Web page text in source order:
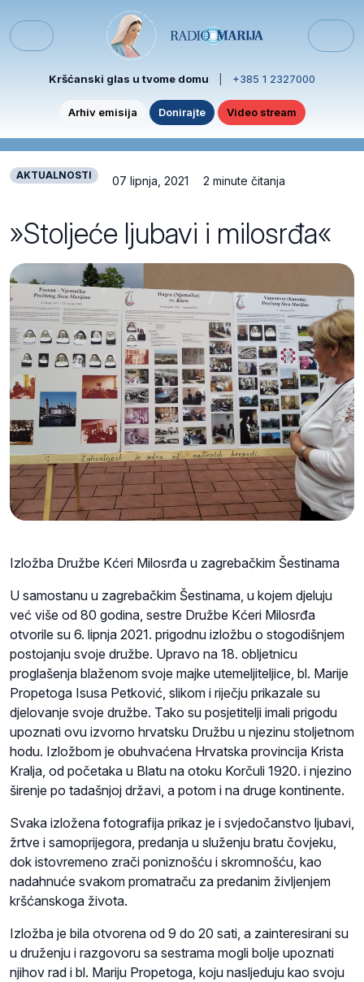
Menu
Kršćanski glas u tvome domu +385 1 2327000
Arhiv emisija Donirajte Video stream
AKTUALNOSTI 07 lipnja, 2021 2 minute čitanja
»Stoljeće ljubavi i milosrđa«
Izložba Družbe Kćeri Milosrđa u zagrebačkim Šestinama
U samostanu u zagrebačkim Šestinama, u kojem djeluju
već više od 80 godina, sestre Družbe Kćeri Milosrđa
otvorile su 6. lipnja 2021. prigodnu izložbu o stogodišnjem
postojanju svoje družbe. Upravo na 18. obljetnicu
proglašenja blaženom svoje majke utemeljiteljice, bl. Marije
Propetoga Isusa Petković, slikom i riječju prikazale su
djelovanje svoje družbe. Tako su posjetitelji imali prigodu
upoznati ovu izvorno hrvatsku Družbu u njezinu stoljetnom
hodu. Izložbom je obuhvaćena Hrvatska provincija Krista
Kralja, od početaka u Blatu na otoku Korčuli 1920. i njezino
širenje po tadašnjoj državi, a potom i na druge kontinente.
Svaka izložena fotografija prikaz je i svjedočanstvo ljubavi,
žrtve i samoprijegora, predanja u služenju bratu čovjeku,
dok istovremeno zrači poniznošću i skromnošću, kao
nadahnuće svakom promatraču za predanim življenjem
kršćanskoga života.
Izložba je bila otvorena od 9 do 20 sati, a zainteresirani su
u druženju i razgovoru sa sestrama mogli bolje upoznati
njihov rad i bl. Mariju Propetoga, koju nasljeduju kao svoju